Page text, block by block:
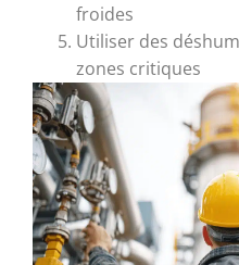
froides
Utiliser des
zones critiques